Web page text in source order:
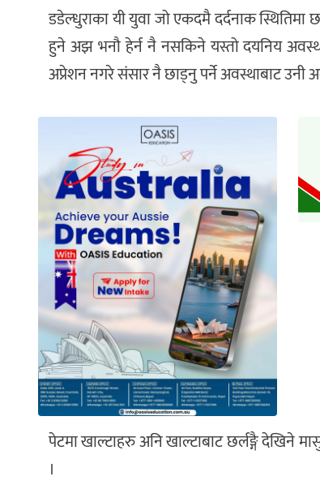
डडेल्धुराका यी युवा जो एकदमै दर्दनाक स्थितिमा
हुने अझ भनौ हेर्न नै नसकिने यस्तो दयनिय
अप्रेशन नगरे संसार नै छाड्नु पर्ने अवस्थाबाट
पेटमा खाल्टाहरु अनि खाल्टाबाट छर्लङ्गै देखिने
।